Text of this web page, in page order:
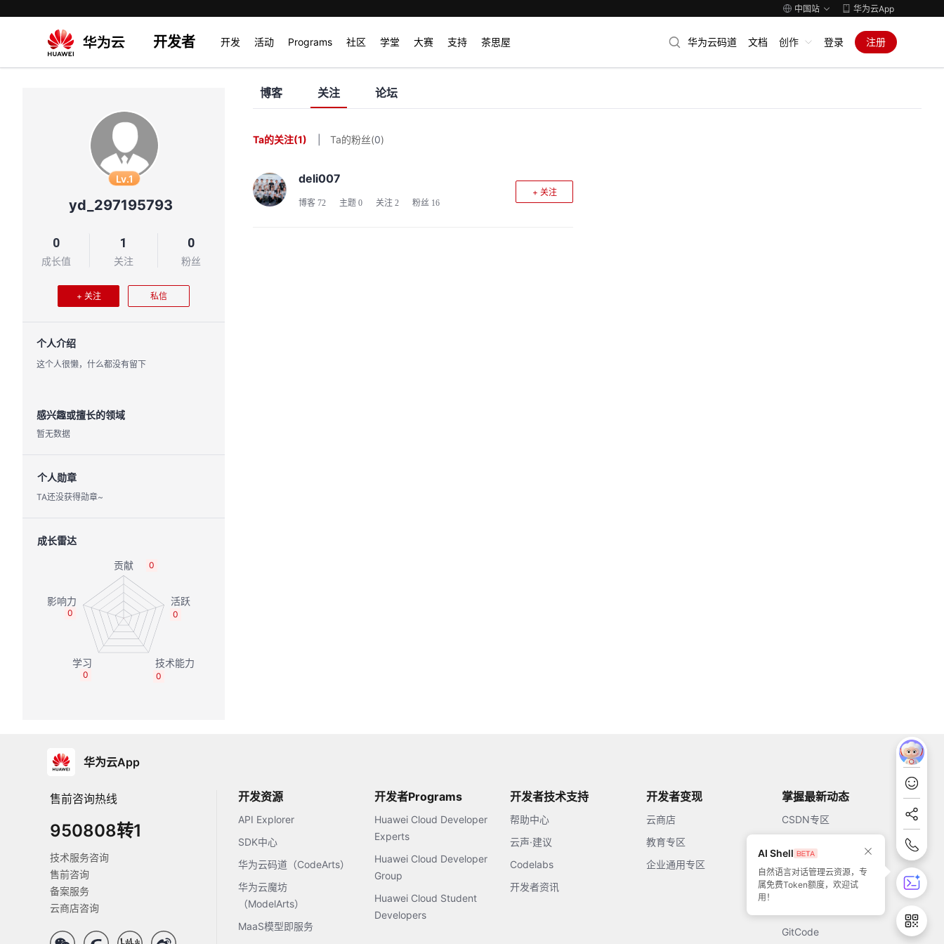
中国站 华为云App
开发者 开发 活动 Programs 社区 学堂 大赛 支持 茶思屋 华为云码道 文档 创作 登录 注册
Lv.1
yd_297195793
0
成长值
1
关注
0
粉丝
+ 关注 私信
个人介绍
这个人很懒，什么都没有留下
感兴趣或擅长的领域
暂无数据
个人勋章
TA还没获得勋章~
成长雷达
0
0
0
0
0
博客 关注 论坛
Ta的关注(1) Ta的粉丝(0)
deli007
博客 72 主题 0 关注 2 粉丝 16
+ 关注
华为云App
售前咨询热线
950808转1
技术服务咨询
售前咨询
备案服务
云商店咨询
开发资源
API Explorer
SDK中心
华为云码道（CodeArts）
华为云魔坊
（ModelArts）
MaaS模型即服务
开发者Programs
Huawei Cloud Developer
Experts
Huawei Cloud Developer
Group
Huawei Cloud Student
Developers
开发者技术支持
帮助中心
云声·建议
Codelabs
开发者资讯
开发者变现
云商店
教育专区
企业通用专区
掌握最新动态
CSDN专区
51CTO
GitCode
AI Shell
自然语言对话管理云资源，专
属免费Token额度，欢迎试
用！